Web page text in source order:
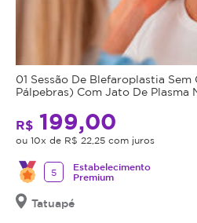
01 Sessão De Blefaroplastia
Pálpebras) Com Jato De Plasma
R$ 199,00
ou 10x de R$ 22,25 com juros
5
Estabelecimento
Premium
Tatuapé